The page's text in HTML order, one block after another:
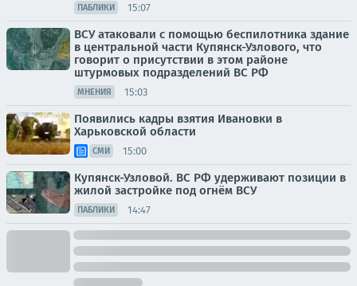
ПАБЛИКИ 15:07
ВСУ атаковали с помощью беспилотника здание
в центральной части Купянск-Узлового, что
говорит о присутствии в этом районе
штурмовых подразделений ВС РФ
МНЕНИЯ 15:03
Появились кадры взятия Ивановки в
Харьковской области
СМИ 15:00
Купянск-Узловой. ВС РФ удерживают позиции в
жилой застройке под огнём ВСУ
ПАБЛИКИ 14:47